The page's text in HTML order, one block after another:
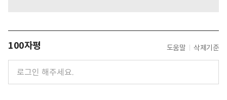
100자평 도움말 삭제기준